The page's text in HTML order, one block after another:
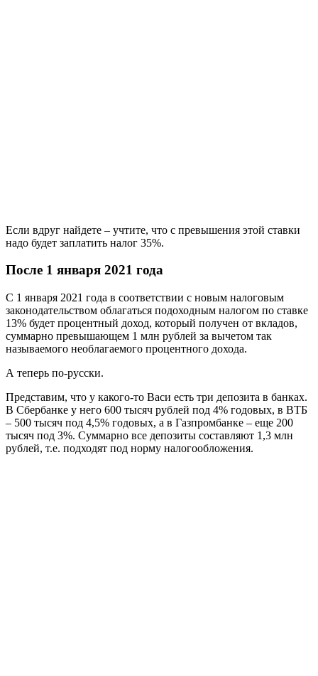
Если вдруг найдете – учтите, что с превышения этой ставки
надо будет заплатить налог 35%.
После 1 января 2021 года
С 1 января 2021 года в соответствии с новым налоговым
законодательством облагаться подоходным налогом по ставке
13% будет процентный доход, который получен от вкладов,
суммарно превышающем 1 млн рублей за вычетом так
называемого необлагаемого процентного дохода.
А теперь по-русски.
Представим, что у какого-то Васи есть три депозита в банках.
В Сбербанке у него 600 тысяч рублей под 4% годовых, в ВТБ
– 500 тысяч под 4,5% годовых, а в Газпромбанке – еще 200
тысяч под 3%. Суммарно все депозиты составляют 1,3 млн
рублей, т.е. подходят под норму налогообложения.